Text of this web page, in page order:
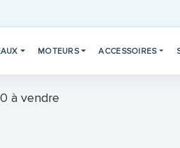
MOTEURS ACCESSOIRES
à vendre